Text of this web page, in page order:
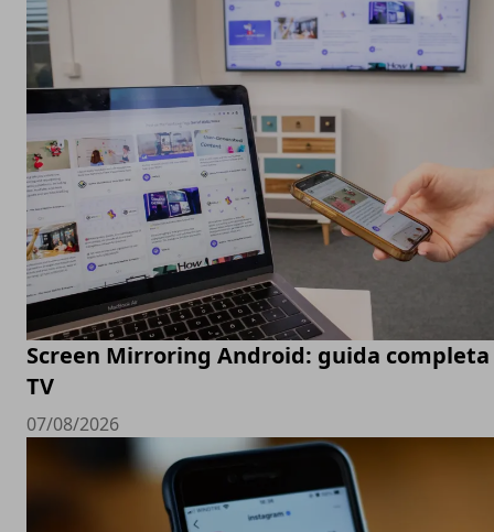
Screen Mirroring Android: guida
TV
07/08/2026